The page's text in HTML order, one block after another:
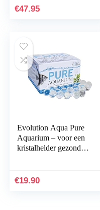
€47.95
Evolution Aqua Pure
Aquarium – voor een
kristalhelder gezond
€19.90